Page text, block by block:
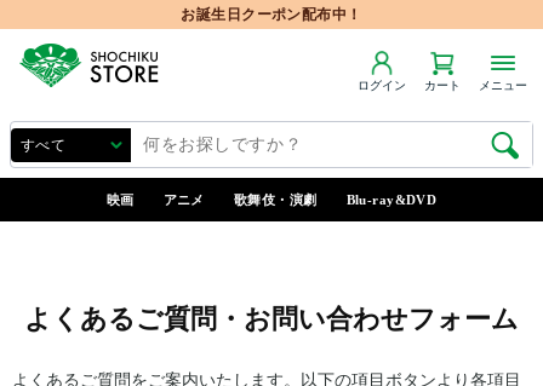
お誕生日クーポン配布中！
ログイン カート メニュー
映画 アニメ 歌舞伎・演劇 Blu-ray&DVD
よくあるご質問・お問い合わせフォーム
よくあるご質問をご案内いたします。以下の項目ボタンより各項目